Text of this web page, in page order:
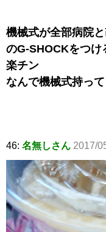
機械式が全部病院
のG-SHOCKをつけ
楽チン‬
なんで機械式持っ
46: 名無しさん 2017/